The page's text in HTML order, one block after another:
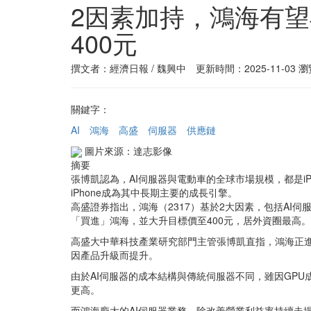
2因素加持，鴻海有
400元
撰文者：經濟日報 / 魏興中 更新時間：2025-11-03 瀏
關鍵字：
AI
鴻海 高盛 伺服器
供應鏈
圖片來源：達志影像
摘要
張博凱認為，AI伺服器與電動車的全球市場規模，都
iPhone成為其中長期主要的成長引擎。
高盛證券指出，鴻海（2317）基於2大因素，包括AI伺
「買進」鴻海，並大升目標價至400元，居外資圈最高。
高盛大中華科技產業研究部門主管張博凱直指，鴻海
因產品升級而提升。
由於AI伺服器的成本結構與傳統伺服器不同，雖因
更高。